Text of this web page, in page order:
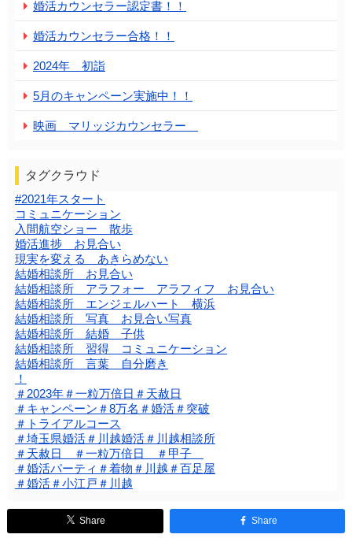
婚活カウンセラー認定書！！
婚活カウンセラー合格！！
2024年 初詣
5月のキャンペーン実施中！！
映画 マリッジカウンセラー
タグクラウド
#2021年スタート
コミュニケーション
入間航空ショー 散歩
婚活進捗 お見合い
現実を変える あきらめない
結婚相談所 お見合い
結婚相談所 アラフォー アラフィフ お見合い
結婚相談所 エンジェルハート 横浜
結婚相談所 写真 お見合い写真
結婚相談所 結婚 子供
結婚相談所 習得 コミュニケーション
結婚相談所 言葉 自分磨き
！
＃2023年＃一粒万倍日＃天赦日
＃キャンペーン＃8万名＃婚活＃突破
＃トライアルコース
＃埼玉県婚活＃川越婚活＃川越相談所
＃天赦日 ＃一粒万倍日 ＃甲子
＃婚活パーティ＃着物＃川越＃百足屋
＃婚活＃小江戸＃川越
Share Share